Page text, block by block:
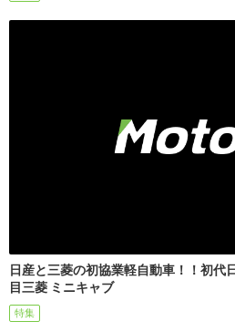
日産と三菱の初協業軽自動車！！初代
目三菱 ミニキャブ
特集